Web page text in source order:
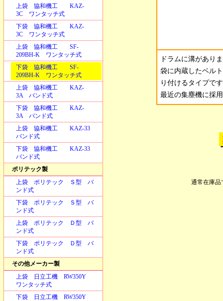
上袋 協和機工 KAZ-
3C ワンタッチ式
下袋 協和機工 KAZ-
3C ワンタッチ式
上袋 協和機工 SF-
209BH-K ワンタッチ式
下袋 協和機工 SF-
209BH-K ワンタッチ式
上袋 協和機工 KAZ-
3A バンド式
下袋 協和機工 KAZ-
3A バンド式
上袋 協和機工 KAZ-33
バンド式
下袋 協和機工 KAZ-33
バンド式
ポリテック製
上袋 ポリテック Ｓ型 バ
ンド式
下袋 ポリテック Ｓ型 バ
ンド式
上袋 ポリテック Ｄ型 バ
ンド式
下袋 ポリテック Ｄ型 バ
ンド式
その他メーカー製
上袋 日立工機 RW350Y
ワンタッチ式
下袋 日立工機 RW350Y
ドラムに溝があり
袋に内蔵したベル
り付けるタイプで
最近の集塵機に採
通常在庫品